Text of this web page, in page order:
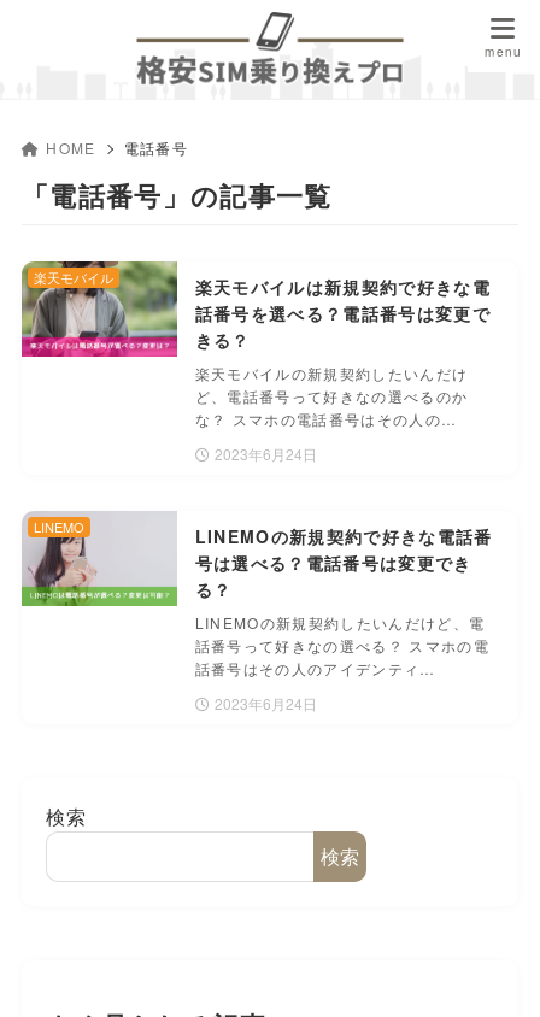
HOME 電話番号
「電話番号」の記事一覧
楽天モバイルは新規契約で好きな電
話番号を選べる？電話番号は変更で
きる？
楽天モバイルの新規契約したいんだけ
ど、電話番号って好きなの選べるのか
な？ スマホの電話番号はその人の…
2023年6月24日
楽天モバイル
LINEMOの新規契約で好きな電話番
号は選べる？電話番号は変更でき
る？
LINEMOの新規契約したいんだけど、電
話番号って好きなの選べる？ スマホの電
話番号はその人のアイデンティ…
2023年6月24日
LINEMO
検索
検索